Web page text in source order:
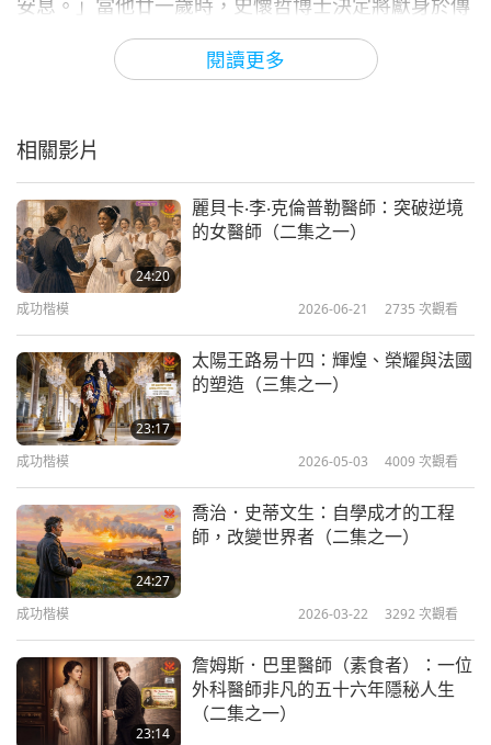
閱讀更多
安息。」當他廿一歲時，史懷哲博士決定將獻身於傳
道、科學和音樂，直到三十歲為止。他將利用這段時
間，完成自己在這些領域所期望實現的目標，同時學
艾伯特•史懷哲博士於一八九三年在凱撒威廉史特拉
斯堡大學開始攻讀神學和哲學。一八九九年，他在史
特拉斯堡大學獲得哲學博士學位，並在一九○○年獲得
神學博士學位。他先任教於史特拉斯堡聖尼古拉斯教
堂，然後在聖托馬斯神學院擔任多項高級行政職務。
一九○六年，他出版了《歷史耶穌的探索》。這使他
成為備受尊敬的神學學者，之後於一九三一年出版的
《使徒保羅的神秘主義》，讓他地位更穩固且更有名
氣。…讓我們來欣賞艾伯特•史懷哲博士在蘭巴倫納時
期，與他的貓咪一起以腳踏鋼琴練習巴哈曲調，珍貴
的記錄影片。
相關影片
24:20
麗貝卡‧李‧克倫普勒醫師：突破逆境
的女醫師（二集之一）
成功楷模 2026-06-21 2735 次觀看
23:17
太陽王路易十四：輝煌、榮耀與法國
的塑造（三集之一）
成功楷模 2026-05-03 4009 次觀看
24:27
喬治．史蒂文生：自學成才的工程
師，改變世界者（二集之一）
成功楷模 2026-03-22 3292 次觀看
23:14
詹姆斯．巴里醫師（素食者）：一位
外科醫師非凡的五十六年隱秘人生
（二集之一）